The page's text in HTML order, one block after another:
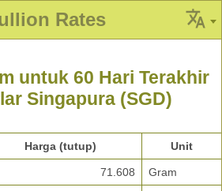
Rates
untuk 60 Hari Terakhir
Singapura (SGD)
Harga (tutup) Unit
71.608 Gram